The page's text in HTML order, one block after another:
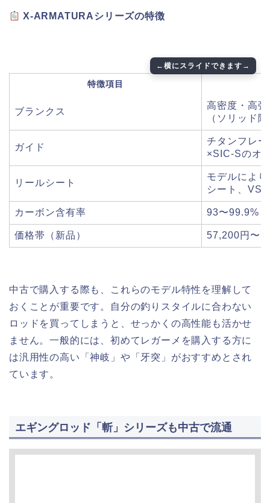
X-ARMATURAシリーズの特徴
特徴項目
ブランクス
高密度・高
（ソリッド
ガイド
チタンフレ
×SIC-Sのオ
リールシート
モデルによ
シート、
カーボン含有率 93〜99.9%
価格帯（新品） 57,200円〜
中古で購入する際も、これらのモデル特性を理解して
おくことが重要です。自分の釣りスタイルに合わない
ロッドを買ってしまうと、せっかくの高性能も活かせ
ません。一般的には、初めてレガーメを購入する方に
は汎用性の高い「神岐」や「牙突」がおすすめとされ
ています。
エギングロッド「斬」シリーズも中古で流通